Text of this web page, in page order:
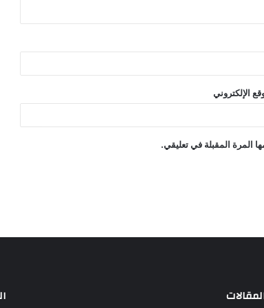
الإلكتروني
المرة المقبلة في تعليقي.